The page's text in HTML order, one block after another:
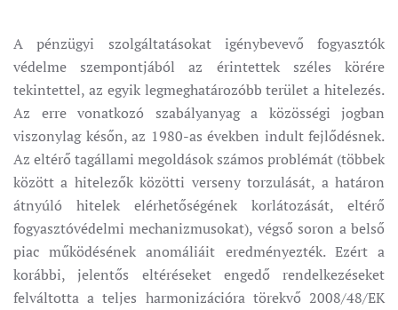
A pénzügyi szolgáltatásokat igénybevevő fogyasztók
védelme szempontjából az érintettek széles körére
tekintettel, az egyik legmeghatározóbb terület a hitelezés.
Az erre vonatkozó szabályanyag a közösségi jogban
viszonylag későn, az 1980-as években indult fejlődésnek.
Az eltérő tagállami megoldások számos problémát (többek
között a hitelezők közötti verseny torzulását, a határon
átnyúló hitelek elérhetőségének korlátozását, eltérő
fogyasztóvédelmi mechanizmusokat), végső soron a belső
piac működésének anomáliáit eredményezték. Ezért a
korábbi, jelentős eltéréseket engedő rendelkezéseket
felváltotta a teljes harmonizációra törekvő 2008/48/EK